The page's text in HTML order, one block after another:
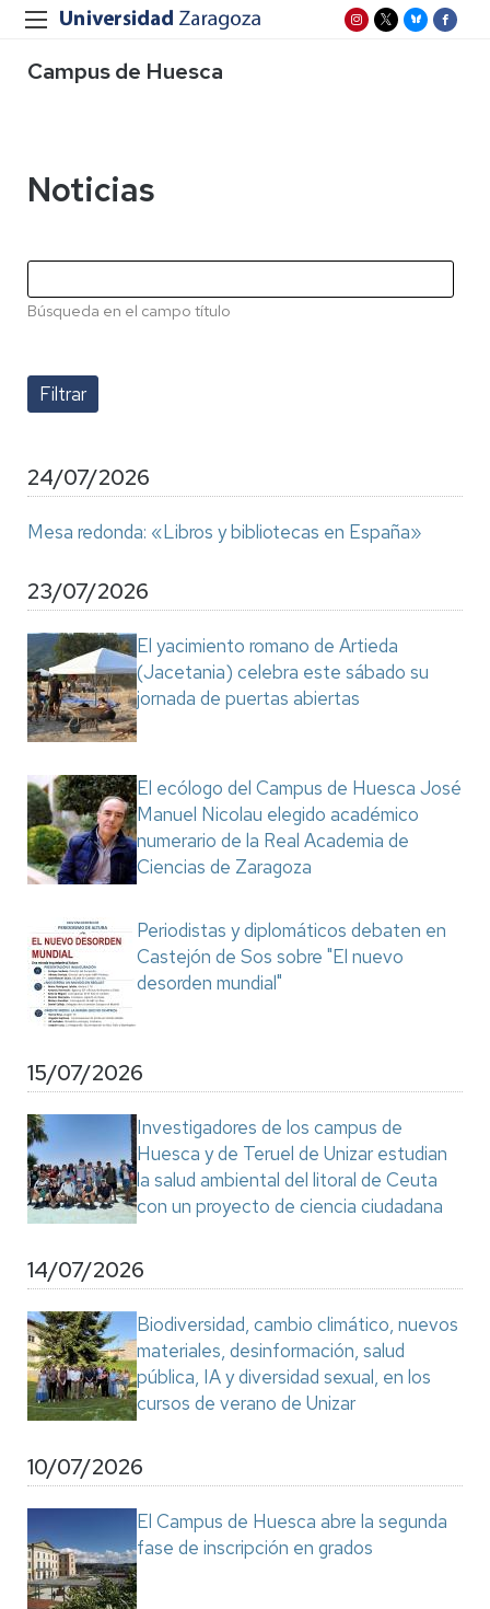
Campus de Huesca
Noticias
Búsqueda en el campo título
24/07/2026
Mesa redonda: «Libros y bibliotecas en España»
23/07/2026
El yacimiento romano de Artieda
(Jacetania) celebra este sábado su
jornada de puertas abiertas
El ecólogo del Campus de Huesca José
Manuel Nicolau elegido académico
numerario de la Real Academia de
Ciencias de Zaragoza
Periodistas y diplomáticos debaten en
Castejón de Sos sobre "El nuevo
desorden mundial"
15/07/2026
Investigadores de los campus de
Huesca y de Teruel de Unizar estudian
la salud ambiental del litoral de Ceuta
con un proyecto de ciencia ciudadana
14/07/2026
Biodiversidad, cambio climático, nuevos
materiales, desinformación, salud
pública, IA y diversidad sexual, en los
cursos de verano de Unizar
10/07/2026
El Campus de Huesca abre la segunda
fase de inscripción en grados